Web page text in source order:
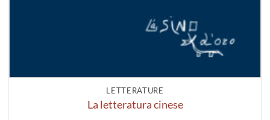
LETTERATURE
La letteratura cinese